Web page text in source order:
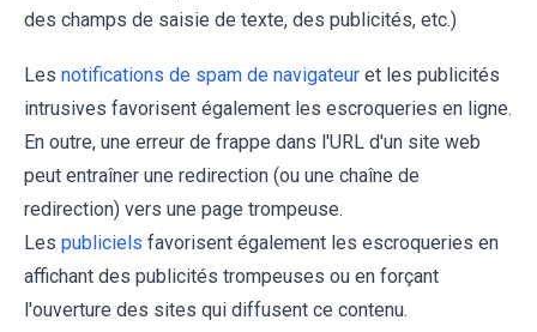
des champs de saisie de texte, des publicités, etc.)
Les notifications de spam de navigateur et les publicités
intrusives favorisent également les escroqueries en ligne.
En outre, une erreur de frappe dans l'URL d'un site web
peut entraîner une redirection (ou une chaîne de
redirection) vers une page trompeuse.
Les publiciels favorisent également les escroqueries en
affichant des publicités trompeuses ou en forçant
l'ouverture des sites qui diffusent ce contenu.